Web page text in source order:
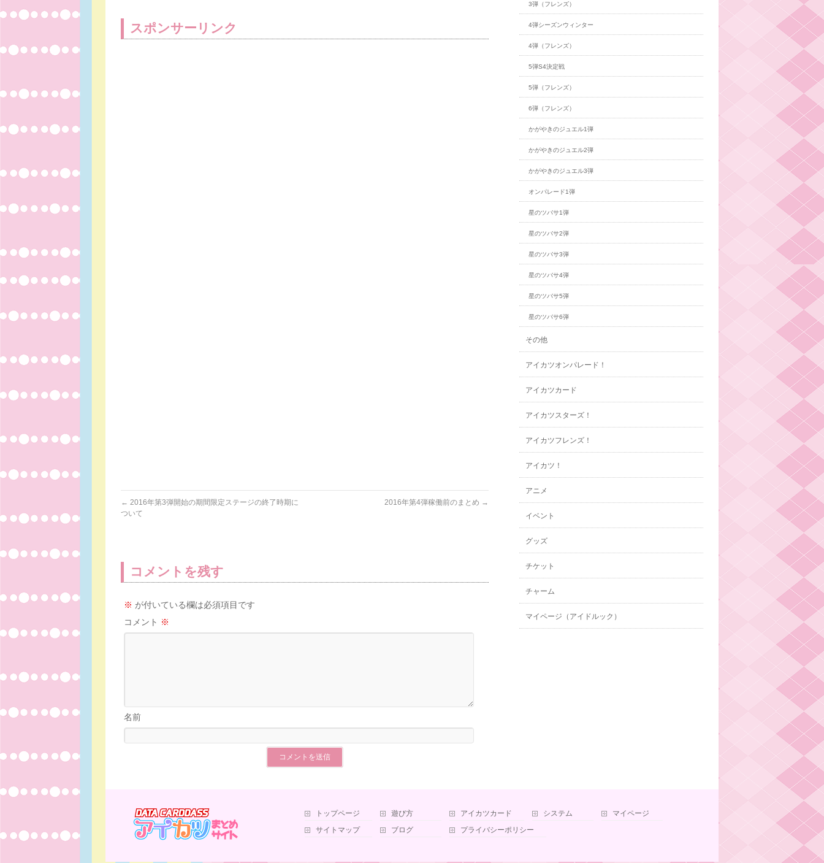
スポンサーリンク
← 2016年第3弾開始の期間限定ステージの終了時期に
ついて
2016年第4弾稼働前のまとめ →
コメントを残す
※ が付いている欄は必須項目です
コメント ※
名前
3弾（フレンズ）
4弾シーズンウィンター
4弾（フレンズ）
5弾S4決定戦
5弾（フレンズ）
6弾（フレンズ）
かがやきのジュエル1弾
かがやきのジュエル2弾
かがやきのジュエル3弾
オンパレード1弾
星のツバサ1弾
星のツバサ2弾
星のツバサ3弾
星のツバサ4弾
星のツバサ5弾
星のツバサ6弾
その他
アイカツオンパレード！
アイカツカード
アイカツスターズ！
アイカツフレンズ！
アイカツ！
アニメ
イベント
グッズ
チケット
チャーム
マイページ（アイドルック）
トップページ 遊び方 アイカツカード システム
マイページ
サイトマップ
ブログ プライバシーポリシー